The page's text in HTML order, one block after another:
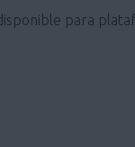
para